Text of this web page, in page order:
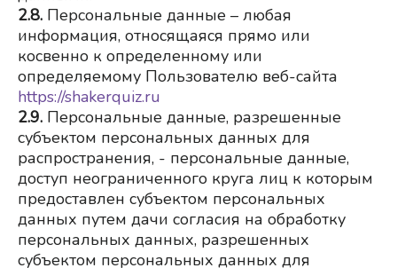
2.8. Персональные данные – любая
информация, относящаяся прямо или
косвенно к определенному или
определяемому Пользователю веб-сайта
https://shakerquiz.ru
2.9. Персональные данные, разрешенные
субъектом персональных данных для
распространения, - персональные данные,
доступ неограниченного круга лиц к которым
предоставлен субъектом персональных
данных путем дачи согласия на обработку
персональных данных, разрешенных
субъектом персональных данных для